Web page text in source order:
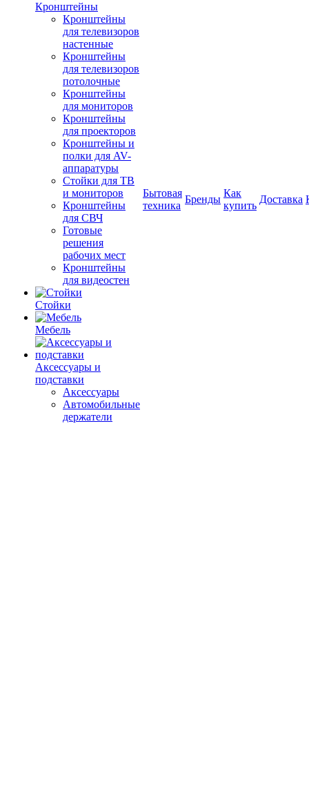
Кронштейны
Кронштейны
для телевизоров
настенные
Кронштейны
для телевизоров
потолочные
Кронштейны
для мониторов
Кронштейны
для проекторов
Кронштейны и
полки для AV-
аппаратуры
Стойки для ТВ
и мониторов
Кронштейны
для СВЧ
Готовые
решения
рабочих мест
Кронштейны
для видеостен
Стойки
Мебель
Аксессуары и
подставки
Аксессуары
Автомобильные
держатели
Бытовая
техника
Бренды
Как
купить
Доставка